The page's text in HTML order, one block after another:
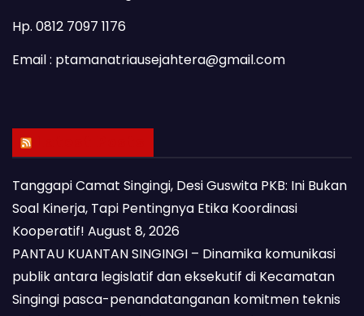
Hp. 0812 7097 1176
Email : ptamanatriausejahtera@gmail.com
Tanggapi Camat Singingi, Desi Guswita PKB: Ini Bukan
Soal Kinerja, Tapi Pentingnya Etika Koordinasi
Kooperatif! August 8, 2026
PANTAU KUANTAN SINGINGI – Dinamika komunikasi
publik antara legislatif dan eksekutif di Kecamatan
Singingi pasca-penandatanganan komitmen teknis